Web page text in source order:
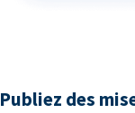
Publiez des